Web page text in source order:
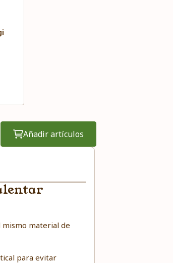
Añadir artículos
material de
para evitar